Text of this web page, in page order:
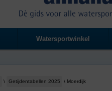
Watersportwinkel
\ Getijdentabellen 2025 \ Moerdijk